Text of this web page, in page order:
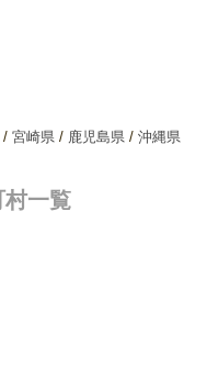
宮崎県 鹿児島県 沖縄県
村一覧